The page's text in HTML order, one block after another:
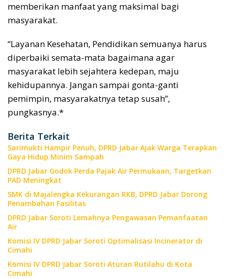
memberikan manfaat yang maksimal bagi
masyarakat.
“Layanan Kesehatan, Pendidikan semuanya harus
diperbaiki semata-mata bagaimana agar
masyarakat lebih sejahtera kedepan, maju
kehidupannya. Jangan sampai gonta-ganti
pemimpin, masyarakatnya tetap susah”,
pungkasnya.*
Berita Terkait
Sarimukti Hampir Penuh, DPRD Jabar Ajak Warga Terapkan
Gaya Hidup Minim Sampah
DPRD Jabar Godok Perda Pajak Air Permukaan, Targetkan
PAD Meningkat
SMK di Majalengka Kekurangan RKB, DPRD Jabar Dorong
Penambahan Fasilitas
DPRD Jabar Soroti Lemahnya Pengawasan Pemanfaatan
Air
Komisi IV DPRD Jabar Soroti Optimalisasi Incinerator di
Cimahi
Komisi IV DPRD Jabar Soroti Aturan Rutilahu di Kota
Cimahi